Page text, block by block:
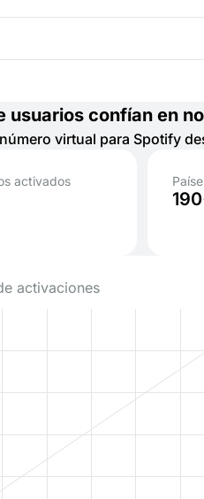
usuarios confían en
virtual para Spotify
activados
activaciones